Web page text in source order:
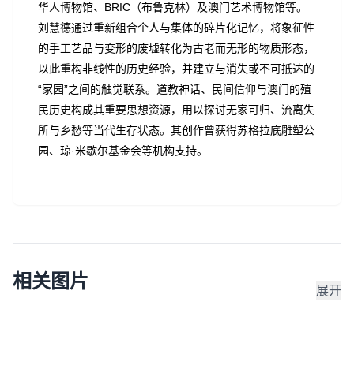
华人博物馆、BRIC（布鲁克林）及澳门艺术博物馆等。
刘慧德通过重新组合个人与集体的碎片化记忆，将象征性
的手工艺品与变形的废墟转化为古老而无形的物质形态，
以此重构非线性的历史经验，并建立与消失或不可抵达的
“家园”之间的触觉联系。道教神话、民间信仰与澳门的殖
民历史构成其重要思想资源，用以探讨无家可归、流离失
所与乡愁等当代生存状态。其创作曾获得苏格拉底雕塑公
园、琼·米歇尔基金会等机构支持。
相关图片 展开